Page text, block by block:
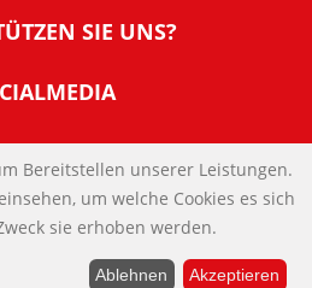
NachDenkSeiten
der NachDenkSeiten
E-Mail-Signaturen
Links
Kontakt
Impressum
SIE UNS?
Fördermitglied
Sie Online
Bereitstellen unserer Leistungen.
um welche Cookies es sich
sie erhoben werden.
Ablehnen Akzeptieren